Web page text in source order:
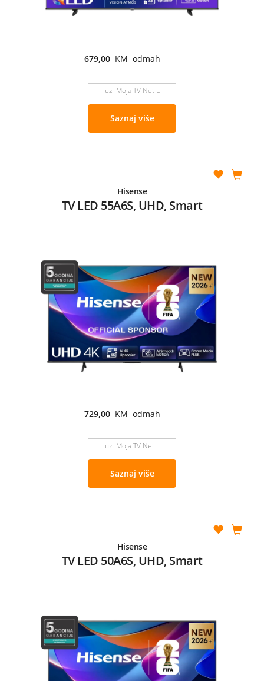
679,00 KM odmah
uz Moja TV Net L
Saznaj više
Hisense
TV LED 55A6S, UHD, Smart
729,00 KM odmah
uz Moja TV Net L
Saznaj više
Hisense
TV LED 50A6S, UHD, Smart